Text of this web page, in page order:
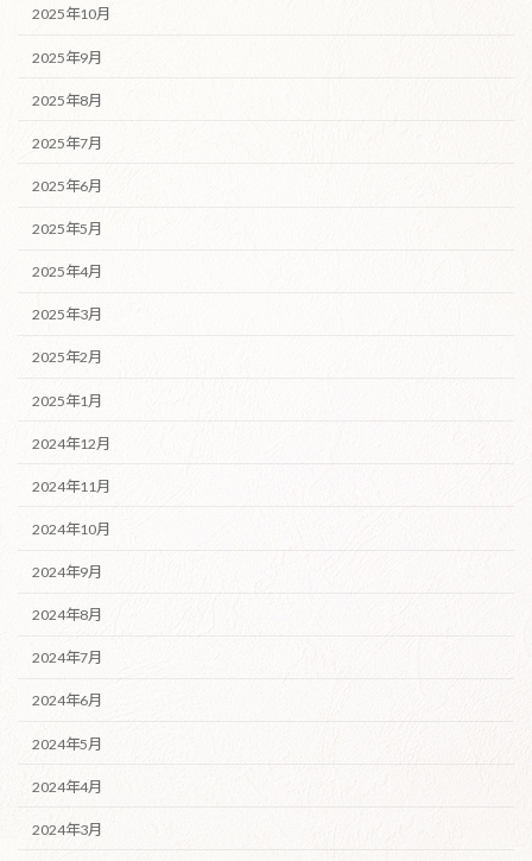
2025年10月
2025年9月
2025年8月
2025年7月
2025年6月
2025年5月
2025年4月
2025年3月
2025年2月
2025年1月
2024年12月
2024年11月
2024年10月
2024年9月
2024年8月
2024年7月
2024年6月
2024年5月
2024年4月
2024年3月